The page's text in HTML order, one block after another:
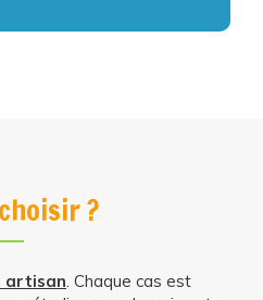
?
artisan. Chaque cas est